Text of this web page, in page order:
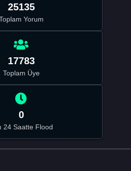
25135
Yorum
17783
Toplam Üye
0
24 Saatte Flood